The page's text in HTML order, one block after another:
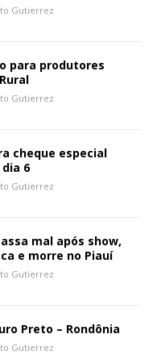
Gutierrez
para produtores
Gutierrez
cheque especial
6
Gutierrez
mal após show,
e morre no Piauí
Gutierrez
Preto – Rondônia
Gutierrez